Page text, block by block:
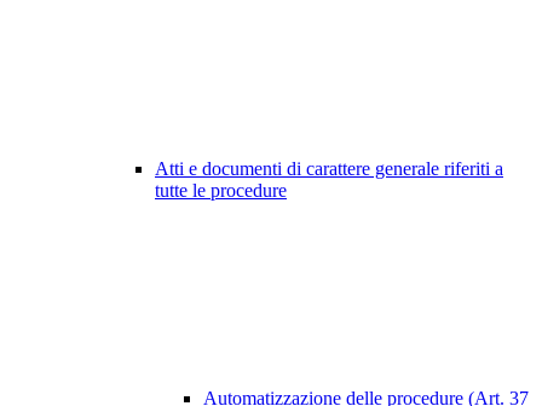
Atti e documenti di carattere generale riferiti a
tutte le procedure
Automatizzazione delle procedure (Art. 37